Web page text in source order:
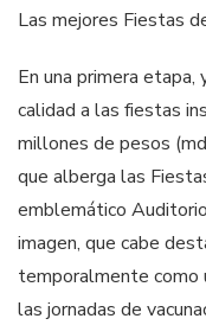
Las mejores Fiestas
En una primera etapa,
calidad a las fiestas
millones de pesos
que alberga las
emblemático
imagen, que cabe
temporalmente como
las jornadas de